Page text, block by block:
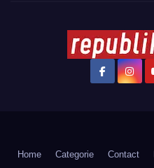
Home Categorie Contact